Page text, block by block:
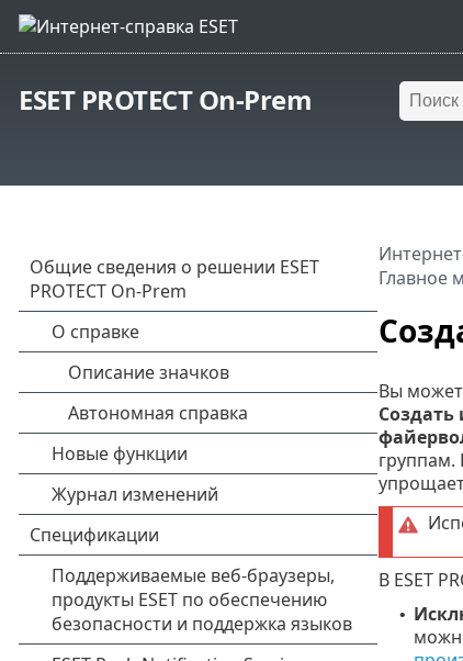
ESET PROTECT On-Prem
Главное
Вы
группам.
В ESET
•